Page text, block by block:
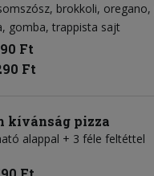
brokkoli oregano
gomba trappista sajt
Ft
Ft
kívánság pizza
alappal + 3 féle feltéttel